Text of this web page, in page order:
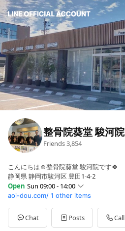
整骨院葵堂 駿河院
Friends3,854
こんにちは☺︎整骨院葵堂 駿河院です🍀
静岡県 静岡市駿河区 豊田1-4-2
Open Sun 09:00 - 14:00
Sun09:00 - 14:00
Mon09:00 - 12:30,15:30 - 20:00
Tue09:00 - 12:30,15:30 - 20:00
Wed09:00 - 12:30,15:30 - 20:00
aoi-dou.com/ 1 other items
Chat Posts Call